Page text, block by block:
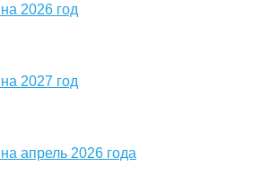
2026 год
2027 год
апрель 2026 года